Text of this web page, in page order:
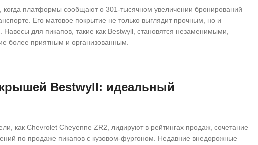
когда платформы сообщают о 301-тысячном увеличении бронирований
Его матовое покрытие не только выглядит прочным, но и
для пикапов, такие как Bestwyll, становятся незаменимыми,
более приятным и организованным.
крышей Bestwyll: идеальный
как Chevrolet Cheyenne ZR2, лидируют в рейтингах продаж, сочетание
по продаже пикапов с кузовом-фургоном. Недавние внедорожные